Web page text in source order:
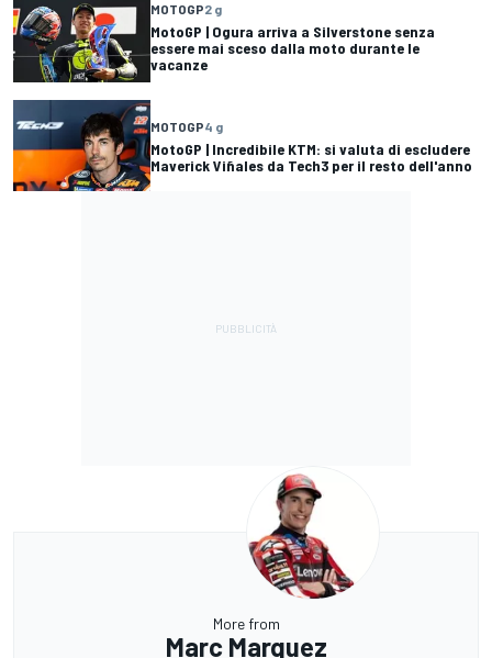
MOTOGP2 g
MotoGP | Ogura arriva a Silverstone senza
essere mai sceso dalla moto durante le
vacanze
MOTOGP4 g
MotoGP | Incredibile KTM: si valuta di escludere
Maverick Viñales da Tech3 per il resto dell'anno
More from
Marc Marquez